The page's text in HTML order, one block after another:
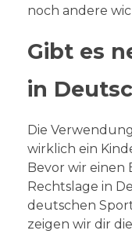
noch andere
Gibt es
in
Die
wirklich ein
Bevor wir einen
Rechtslage in
deutschen
zeigen wir dir